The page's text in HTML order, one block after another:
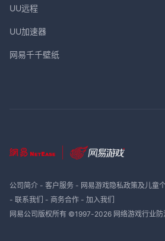
UU远程
UU加速器
网易千千壁纸
公司简介- 客户服务- 网易游戏隐私政策及儿童
- 联系我们 - 商务合作- 加入我们
网易公司版权所有 ©1997-2026 网络游戏行业